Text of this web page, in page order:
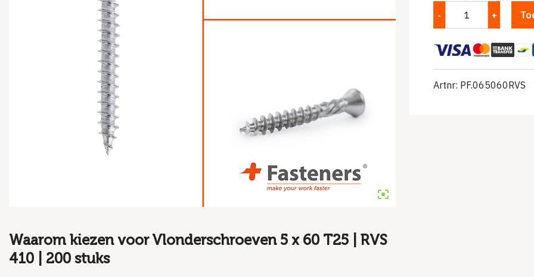
Artnr: PF.065060RVS
Waarom kiezen voor Vlonderschroeven 5 x 60 T25 | RVS
410 | 200 stuks